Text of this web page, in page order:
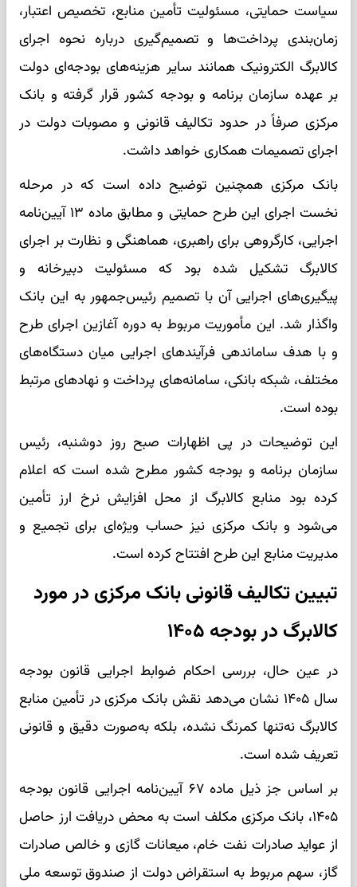
سیاست حمایتی، مسئولیت تأمین منابع، تخصیص اعتبار،
زمان‌بندی پرداخت‌ها و تصمیم‌گیری درباره نحوه اجرای
کالابرگ الکترونیک همانند سایر هزینه‌های بودجه‌ای دولت
بر عهده سازمان برنامه و بودجه کشور قرار گرفته و بانک
مرکزی صرفاً در حدود تکالیف قانونی و مصوبات دولت در
اجرای تصمیمات همکاری خواهد داشت.
بانک مرکزی همچنین توضیح داده است که در مرحله
نخست اجرای این طرح حمایتی و مطابق ماده ۱۳ آیین‌نامه
اجرایی، کارگروهی برای راهبری، هماهنگی و نظارت بر اجرای
کالابرگ تشکیل شده بود که مسئولیت دبیرخانه و
پیگیری‌های اجرایی آن با تصمیم رئیس‌جمهور به این بانک
واگذار شد. این مأموریت مربوط به دوره آغازین اجرای طرح
و با هدف ساماندهی فرآیندهای اجرایی میان دستگاه‌های
مختلف، شبکه بانکی، سامانه‌های پرداخت و نهادهای مرتبط
بوده است.
این توضیحات در پی اظهارات صبح روز دوشنبه، رئیس
سازمان برنامه و بودجه کشور مطرح شده است که اعلام
کرده بود منابع کالابرگ از محل افزایش نرخ ارز تأمین
می‌شود و بانک مرکزی نیز حساب ویژه‌ای برای تجمیع و
مدیریت منابع این طرح افتتاح کرده است.
تبیین تکالیف قانونی بانک مرکزی در مورد
کالابرگ در بودجه ۱۴۰۵
در عین حال، بررسی احکام ضوابط اجرایی قانون بودجه
سال ۱۴۰۵ نشان می‌دهد نقش بانک مرکزی در تأمین منابع
کالابرگ نه‌تنها کمرنگ نشده، بلکه به‌صورت دقیق و قانونی
تعریف شده است.
بر اساس جز ذیل ماده ۶۷ آیین‌نامه اجرایی قانون بودجه
۱۴۰۵، بانک مرکزی مکلف است به محض دریافت ارز حاصل
از عواید صادرات نفت خام، میعانات گازی و خالص صادرات
گاز، سهم مربوط به استقراض دولت از صندوق توسعه ملی